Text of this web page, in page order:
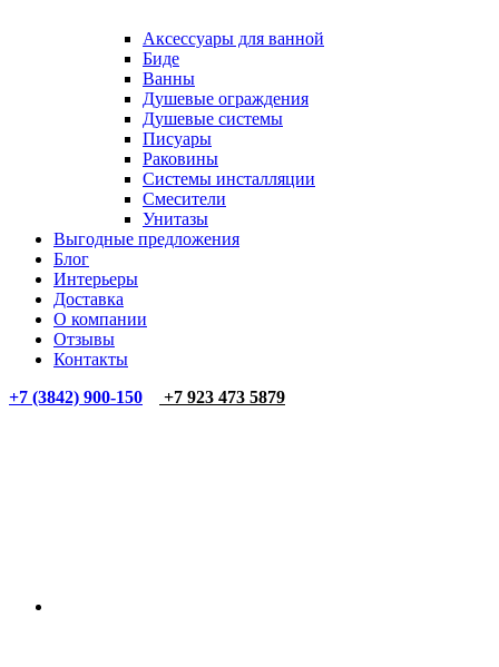
Аксессуары для ванной
Биде
Ванны
Душевые ограждения
Душевые системы
Писуары
Раковины
Системы инсталляции
Смесители
Унитазы
Выгодные предложения
Блог
Интерьеры
Доставка
О компании
Отзывы
Контакты
+7 (3842) 900-150
+7 923 473 5879